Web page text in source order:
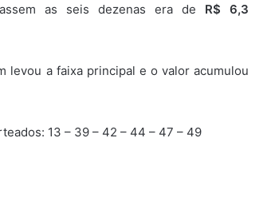
as seis dezenas era de R$ 6,3
levou a faixa principal e o valor acumulou
13 – 39 – 42 – 44 – 47 – 49